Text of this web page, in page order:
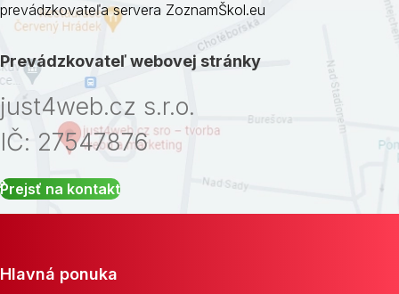
prevádzkovateľa servera ZoznamŠkol.eu
Prevádzkovateľ webovej stránky
just4web.cz s.r.o.
IČ: 27547876
Prejsť na kontakt
Hlavná ponuka